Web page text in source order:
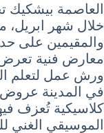
العاصمة بيشكيك
خلال شهر ابريل،
والمقيمين على
معارض فنية تعرض
ورش عمل لتعلم
في المدينة
كلاسيكية تُعزف
الموسيقي الغني